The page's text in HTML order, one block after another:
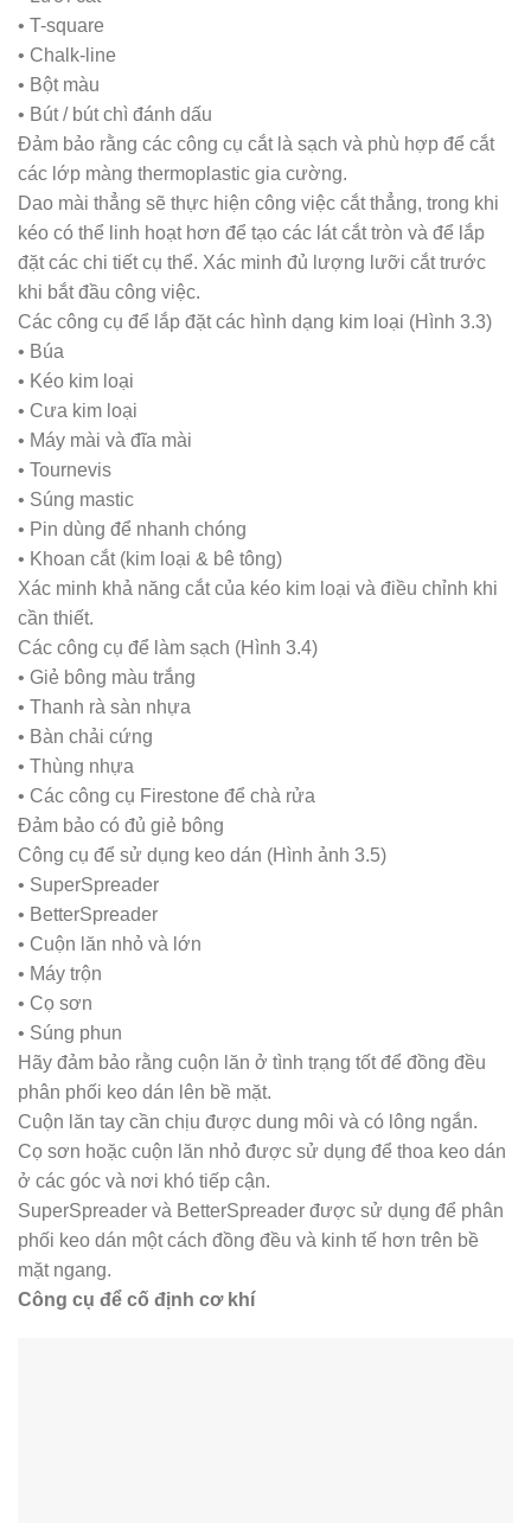
• T-square
• Chalk-line
• Bột màu
• Bút / bút chì đánh dấu
Đảm bảo rằng các công cụ cắt là sạch và phù hợp để cắt
các lớp màng thermoplastic gia cường.
Dao mài thẳng sẽ thực hiện công việc cắt thẳng, trong khi
kéo có thể linh hoạt hơn để tạo các lát cắt tròn và để lắp
đặt các chi tiết cụ thể. Xác minh đủ lượng lưỡi cắt trước
khi bắt đầu công việc.
Các công cụ để lắp đặt các hình dạng kim loại (Hình 3.3)
• Búa
• Kéo kim loại
• Cưa kim loại
• Máy mài và đĩa mài
• Tournevis
• Súng mastic
• Pin dùng để nhanh chóng
• Khoan cắt (kim loại & bê tông)
Xác minh khả năng cắt của kéo kim loại và điều chỉnh khi
cần thiết.
Các công cụ để làm sạch (Hình 3.4)
• Giẻ bông màu trắng
• Thanh rà sàn nhựa
• Bàn chải cứng
• Thùng nhựa
• Các công cụ Firestone để chà rửa
Đảm bảo có đủ giẻ bông
Công cụ để sử dụng keo dán (Hình ảnh 3.5)
• SuperSpreader
• BetterSpreader
• Cuộn lăn nhỏ và lớn
• Máy trộn
• Cọ sơn
• Súng phun
Hãy đảm bảo rằng cuộn lăn ở tình trạng tốt để đồng đều
phân phối keo dán lên bề mặt.
Cuộn lăn tay cần chịu được dung môi và có lông ngắn.
Cọ sơn hoặc cuộn lăn nhỏ được sử dụng để thoa keo dán
ở các góc và nơi khó tiếp cận.
SuperSpreader và BetterSpreader được sử dụng để phân
phối keo dán một cách đồng đều và kinh tế hơn trên bề
mặt ngang.
Công cụ để cố định cơ khí